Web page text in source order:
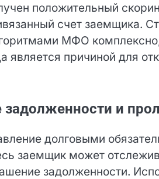
положительный
счет заемщика.
МФО
и
долговыми